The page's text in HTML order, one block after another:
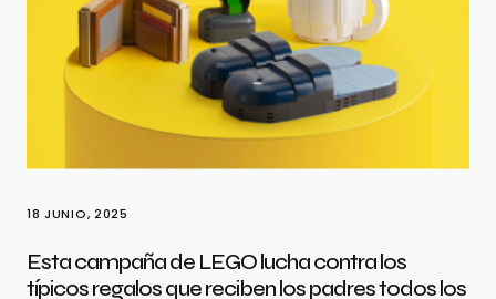
18 JUNIO, 2025
Esta campaña de LEGO lucha contra los
típicos regalos que reciben los padres todos los